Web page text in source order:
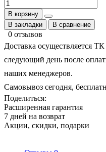
В корзину
В закладки
В сравнение
0 отзывов
Доставка осуществляется
следующий день после
наших менеджеров.
Самовывоз сегодня,
Поделиться:
Расширенная гарантия
7 дней на возврат
Акции, скидки, подарки